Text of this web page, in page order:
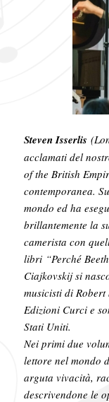
Steven Isserlis
acclamati del
of the British
contemporanea.
mondo ed ha
brillantemente la
camerista con
libri “Perché
Ciajkovskij si
musicisti di
Edizioni Curci e
Stati Uniti.
Nei primi due
lettore nel mondo
arguta vivacità,
descrivendone le